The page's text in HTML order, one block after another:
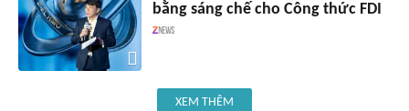
bằng sáng chế cho Công thức FDI
XEM THÊM